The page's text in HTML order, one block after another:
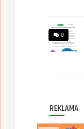
0
REKLAMA